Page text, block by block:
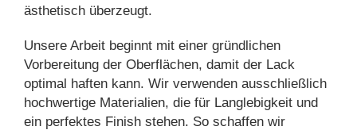
ästhetisch überzeugt.
Unsere Arbeit beginnt mit einer gründlichen
Vorbereitung der Oberflächen, damit der Lack
optimal haften kann. Wir verwenden ausschließlich
hochwertige Materialien, die für Langlebigkeit und
ein perfektes Finish stehen. So schaffen wir